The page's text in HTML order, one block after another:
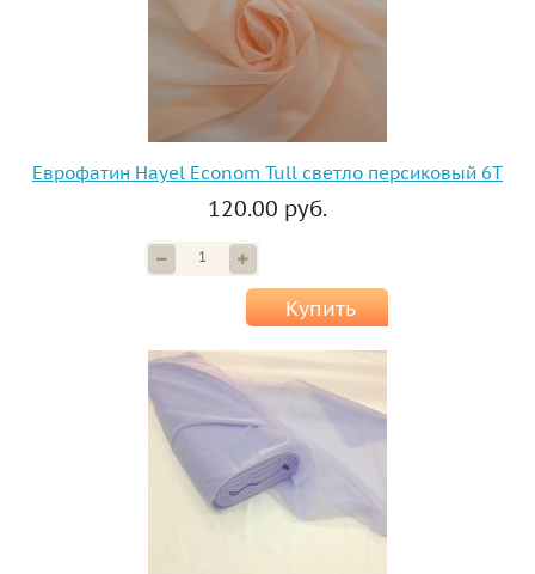
Еврофатин Hayel Econom Tull светло персиковый 6T
120.00 руб.
Купить